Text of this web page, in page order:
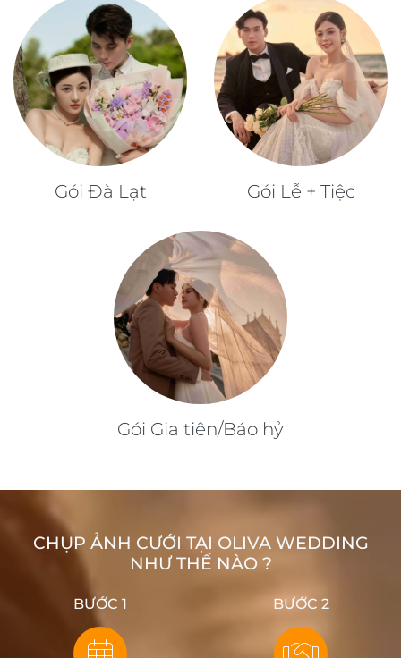
Gói Đà Lạt Gói Lễ + Tiệc
Gói Gia tiên/Báo hỷ
CHỤP ẢNH CƯỚI TẠI OLIVA WEDDING
NHƯ THẾ NÀO ?
BƯỚC 1 BƯỚC 2